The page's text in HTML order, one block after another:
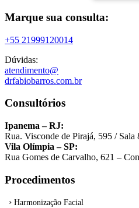
Marque sua consulta:
+55 21999120014
Dúvidas:
atendimento@
drfabiobarros.com.br
Consultórios
Ipanema – RJ:
Rua. Visconde de Pirajá, 595 / Sala
Vila Olímpia – SP:
Rua Gomes de Carvalho, 621 –
Procedimentos
Harmonização Facial